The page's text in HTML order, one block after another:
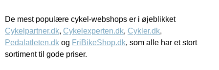
De mest populære cykel-webshops er i øjeblikket
Cykelpartner.dk, Cykelexperten.dk, Cykler.dk,
Pedalatleten.dk og FriBikeShop.dk, som alle har et stort
sortiment til gode priser.